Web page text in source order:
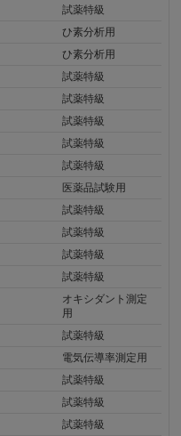
試薬特級
ひ素分析用
ひ素分析用
試薬特級
試薬特級
試薬特級
試薬特級
試薬特級
医薬品試験用
試薬特級
試薬特級
試薬特級
試薬特級
オキシダント測定
用
試薬特級
電気伝導率測定用
試薬特級
試薬特級
試薬特級